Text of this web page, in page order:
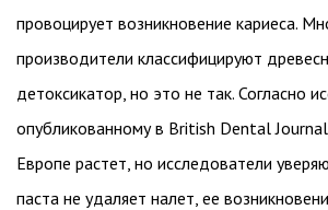
провоцирует возникновение кариеса.
производители классифицируют
детоксикатор, но это не так. Согласно
опубликованному в British Dental Journal
Европе растет, но исследователи
паста не удаляет налет, ее